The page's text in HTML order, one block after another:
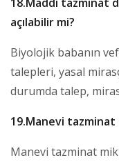
açılabilir mi?
Biyolojik babanın
talepleri, yasal
durumda talep,
19.Manevi tazminat
Manevi tazminat